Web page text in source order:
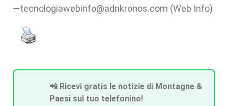
—tecnologiawebinfo@adnkronos.com (Web Info)
📲 Ricevi gratis le notizie di Montagne &
Paesi sul tuo telefonino!